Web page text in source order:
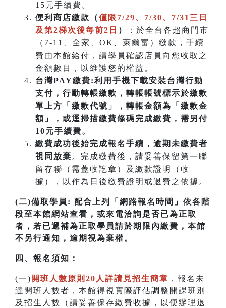
15元手續費。
便利商店繳款（僅限7/29、7/30、7/31三日
及第2梯次後每前2日 ）
：於全台各超商門市
（7-11、全家、OK、萊爾富）繳款，手續
費由本館給付，請學員確認店員向您收取之
金額數目，以維護您的權益。
台灣PAY繳費:利用手機下載安裝台灣行動
支付，行動轉帳繳款，轉帳帳號標示於繳款
單上方「繳款代號」，轉帳金額為「繳款金
額」，或逕掃描繳費條碼完成繳費，需另付
10元手續費。
繳費成功後始完成報名手續，逾期未繳費者
視同放棄 。完成繳費後，請妥善保留第一聯
留存聯（需蓋收訖章）及繳款證明（收
據），以作為日後繳費證明或退費之依據。
(二)備取學員: 配合上列「網路報名時間」依各階
段至本館網站查看，或來電洽詢是否已為正取
者，若已遞補為正取學員請於期限內繳費，本館
不另行通知，逾期視為棄權。
四 、 報名須知：
(一) 開班人數原則20人詳請見招生簡章 ，報名未
達開班人數者，本館得視實際評估調整開課班別
及招生人數（請妥善保存繳費收據，以便辦理退